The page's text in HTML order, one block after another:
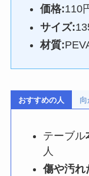
価格:110
サイズ:
材質:
おすすめの人 向
テーブル
人
傷や汚れ